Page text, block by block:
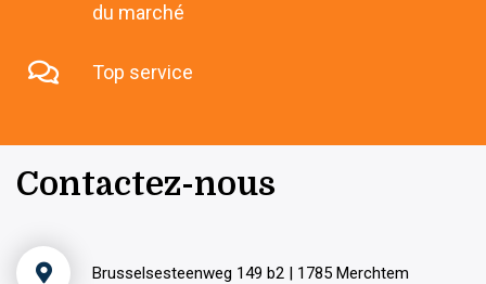
du marché
Top service
Contactez-nous
Brusselsesteenweg 149 b2 | 1785 Merchtem